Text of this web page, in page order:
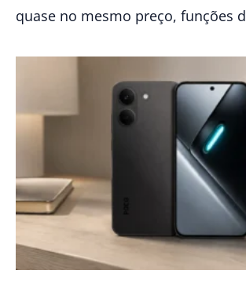
quase no mesmo preço, funções